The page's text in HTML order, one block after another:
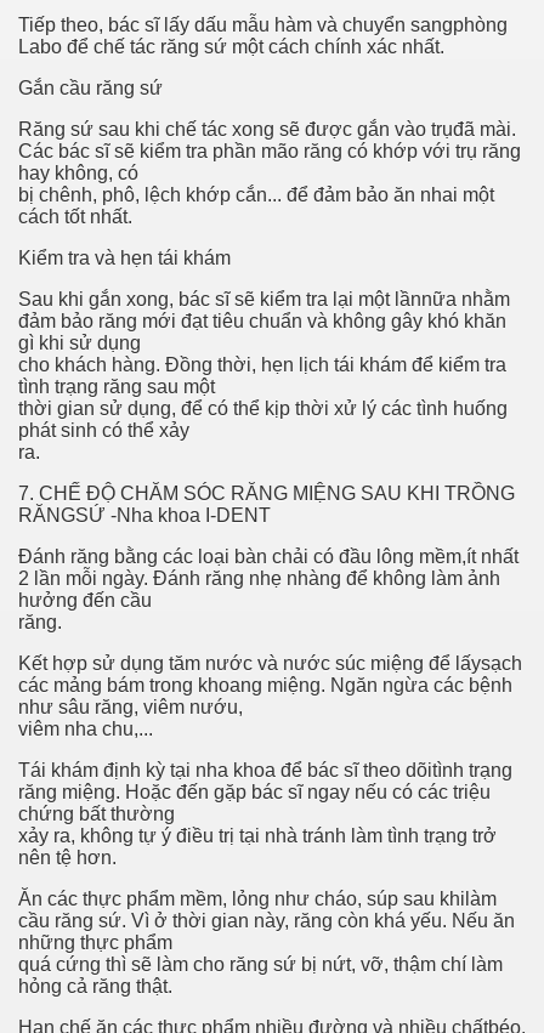
Tiếp theo, bác sĩ lấy dấu mẫu hàm và chuyển sangphòng
Labo để chế tác răng sứ một cách chính xác nhất.
Gắn cầu răng sứ
Răng sứ sau khi chế tác xong sẽ được gắn vào trụđã mài.
Các bác sĩ sẽ kiểm tra phần mão răng có khớp với trụ răng
hay không, có
bị chênh, phô, lệch khớp cắn... để đảm bảo ăn nhai một
cách tốt nhất.
Kiểm tra và hẹn tái khám
Sau khi gắn xong, bác sĩ sẽ kiểm tra lại một lầnnữa nhằm
đảm bảo răng mới đạt tiêu chuẩn và không gây khó khăn
gì khi sử dụng
cho khách hàng. Đồng thời, hẹn lịch tái khám để kiểm tra
tình trạng răng sau một
thời gian sử dụng, để có thể kịp thời xử lý các tình huống
phát sinh có thể xảy
ra.
7. CHẾ ĐỘ CHĂM SÓC RĂNG MIỆNG SAU KHI TRỒNG
RĂNGSỨ -Nha khoa I-DENT
Đánh răng bằng các loại bàn chải có đầu lông mềm,ít nhất
2 lần mỗi ngày. Đánh răng nhẹ nhàng để không làm ảnh
hưởng đến cầu
răng.
Kết hợp sử dụng tăm nước và nước súc miệng để lấysạch
các mảng bám trong khoang miệng. Ngăn ngừa các bệnh
như sâu răng, viêm nướu,
viêm nha chu,...
Tái khám định kỳ tại nha khoa để bác sĩ theo dõitình trạng
răng miệng. Hoặc đến gặp bác sĩ ngay nếu có các triệu
chứng bất thường
xảy ra, không tự ý điều trị tại nhà tránh làm tình trạng trở
nên tệ hơn.
Ăn các thực phẩm mềm, lỏng như cháo, súp sau khilàm
cầu răng sứ. Vì ở thời gian này, răng còn khá yếu. Nếu ăn
những thực phẩm
quá cứng thì sẽ làm cho răng sứ bị nứt, vỡ, thậm chí làm
hỏng cả răng thật.
Hạn chế ăn các thực phẩm nhiều đường và nhiều chấtbéo,
Cleaning Needs
Carpets Washed
through Famoid.com